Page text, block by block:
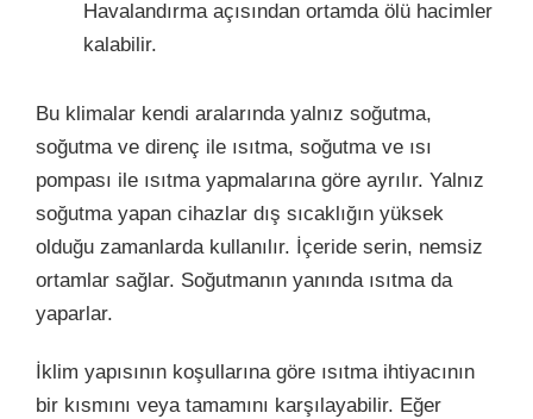
Havalandırma açısından ortamda ölü hacimler
kalabilir.
Bu klimalar kendi aralarında yalnız soğutma,
soğutma ve direnç ile ısıtma, soğutma ve ısı
pompası ile ısıtma yapmalarına göre ayrılır. Yalnız
soğutma yapan cihazlar dış sıcaklığın yüksek
olduğu zamanlarda kullanılır. İçeride serin, nemsiz
ortamlar sağlar. Soğutmanın yanında ısıtma da
yaparlar.
İklim yapısının koşullarına göre ısıtma ihtiyacının
bir kısmını veya tamamını karşılayabilir. Eğer